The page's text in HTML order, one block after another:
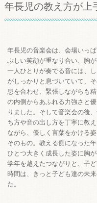
年長児の教え方が上
年長児の音楽会は、会場いっ
ぶしい笑顔が重なり合い、胸
一人ひとりが奏でる音には、
がしっかりと息づいていて、
息を合わせ、緊張しながらも
の内側からあふれる力強さと
りました。そして音楽会の後
ち方や音の出し方を丁寧に教
ながら、優しく言葉をかける
そのもの。教える側になった
ひとつ大きく成長した姿に胸
学年を越えたつながりと、子
時間は、きっと子ども達の未
た。